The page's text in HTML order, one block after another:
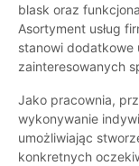
blask oraz
Asortyment usług
stanowi dodatkowe
zainteresowanych
Jako pracownia,
wykonywanie
umożliwiając
konkretnych